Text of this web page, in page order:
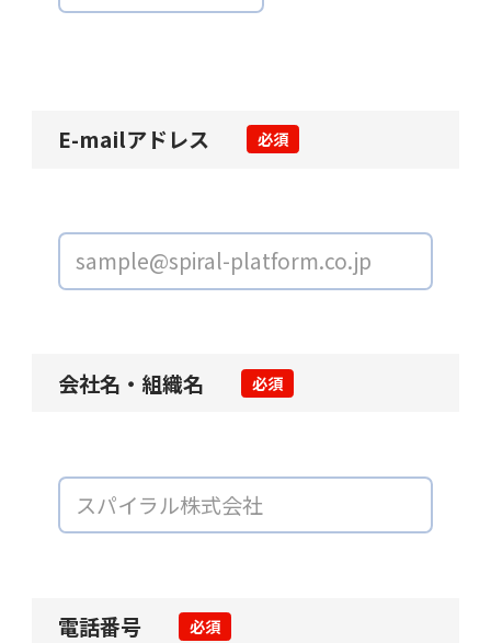
E-mailアドレス 必須
会社名・組織名 必須
電話番号 必須